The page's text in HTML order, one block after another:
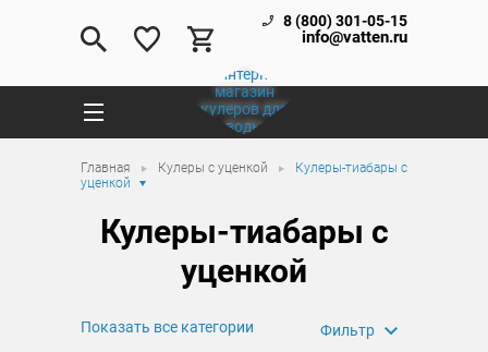
8 (800) 301-05-15
info@vatten.ru
Главная Кулеры с уценкой
Кулеры-тиабары с
уценкой
Кулеры-тиабары с
уценкой
Показать все категории Фильтр